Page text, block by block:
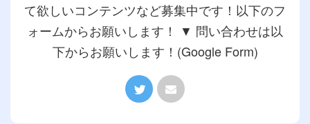
て欲しいコンテンツなど募集中です！以下のフ
ォームからお願いします！ ▼ 問い合わせは以
下からお願いします！(Google Form)